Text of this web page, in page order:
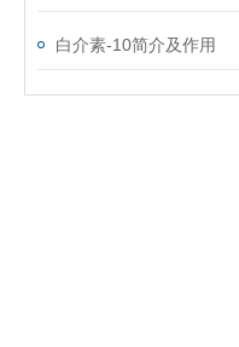
白介素-10简介及作用